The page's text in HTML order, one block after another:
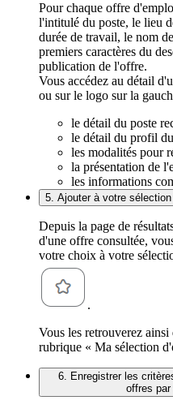
Pour chaque offre
l'intitulé du poste, le lieu
durée de travail, le nom
premiers caractères du
publication de l'offre.
Vous accédez au détail
ou sur le logo sur la
le détail du poste
le détail du profil
les modalités pour
la présentation de
les informations
5. Ajouter à votre
Depuis la page de
d'une offre consultée,
votre choix à votre
.
Vous les retrouverez ainsi
rubrique « Ma sélection
6. Enregistrer les
offres par